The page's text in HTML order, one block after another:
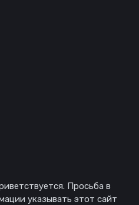
Просьба в
указывать этот сайт